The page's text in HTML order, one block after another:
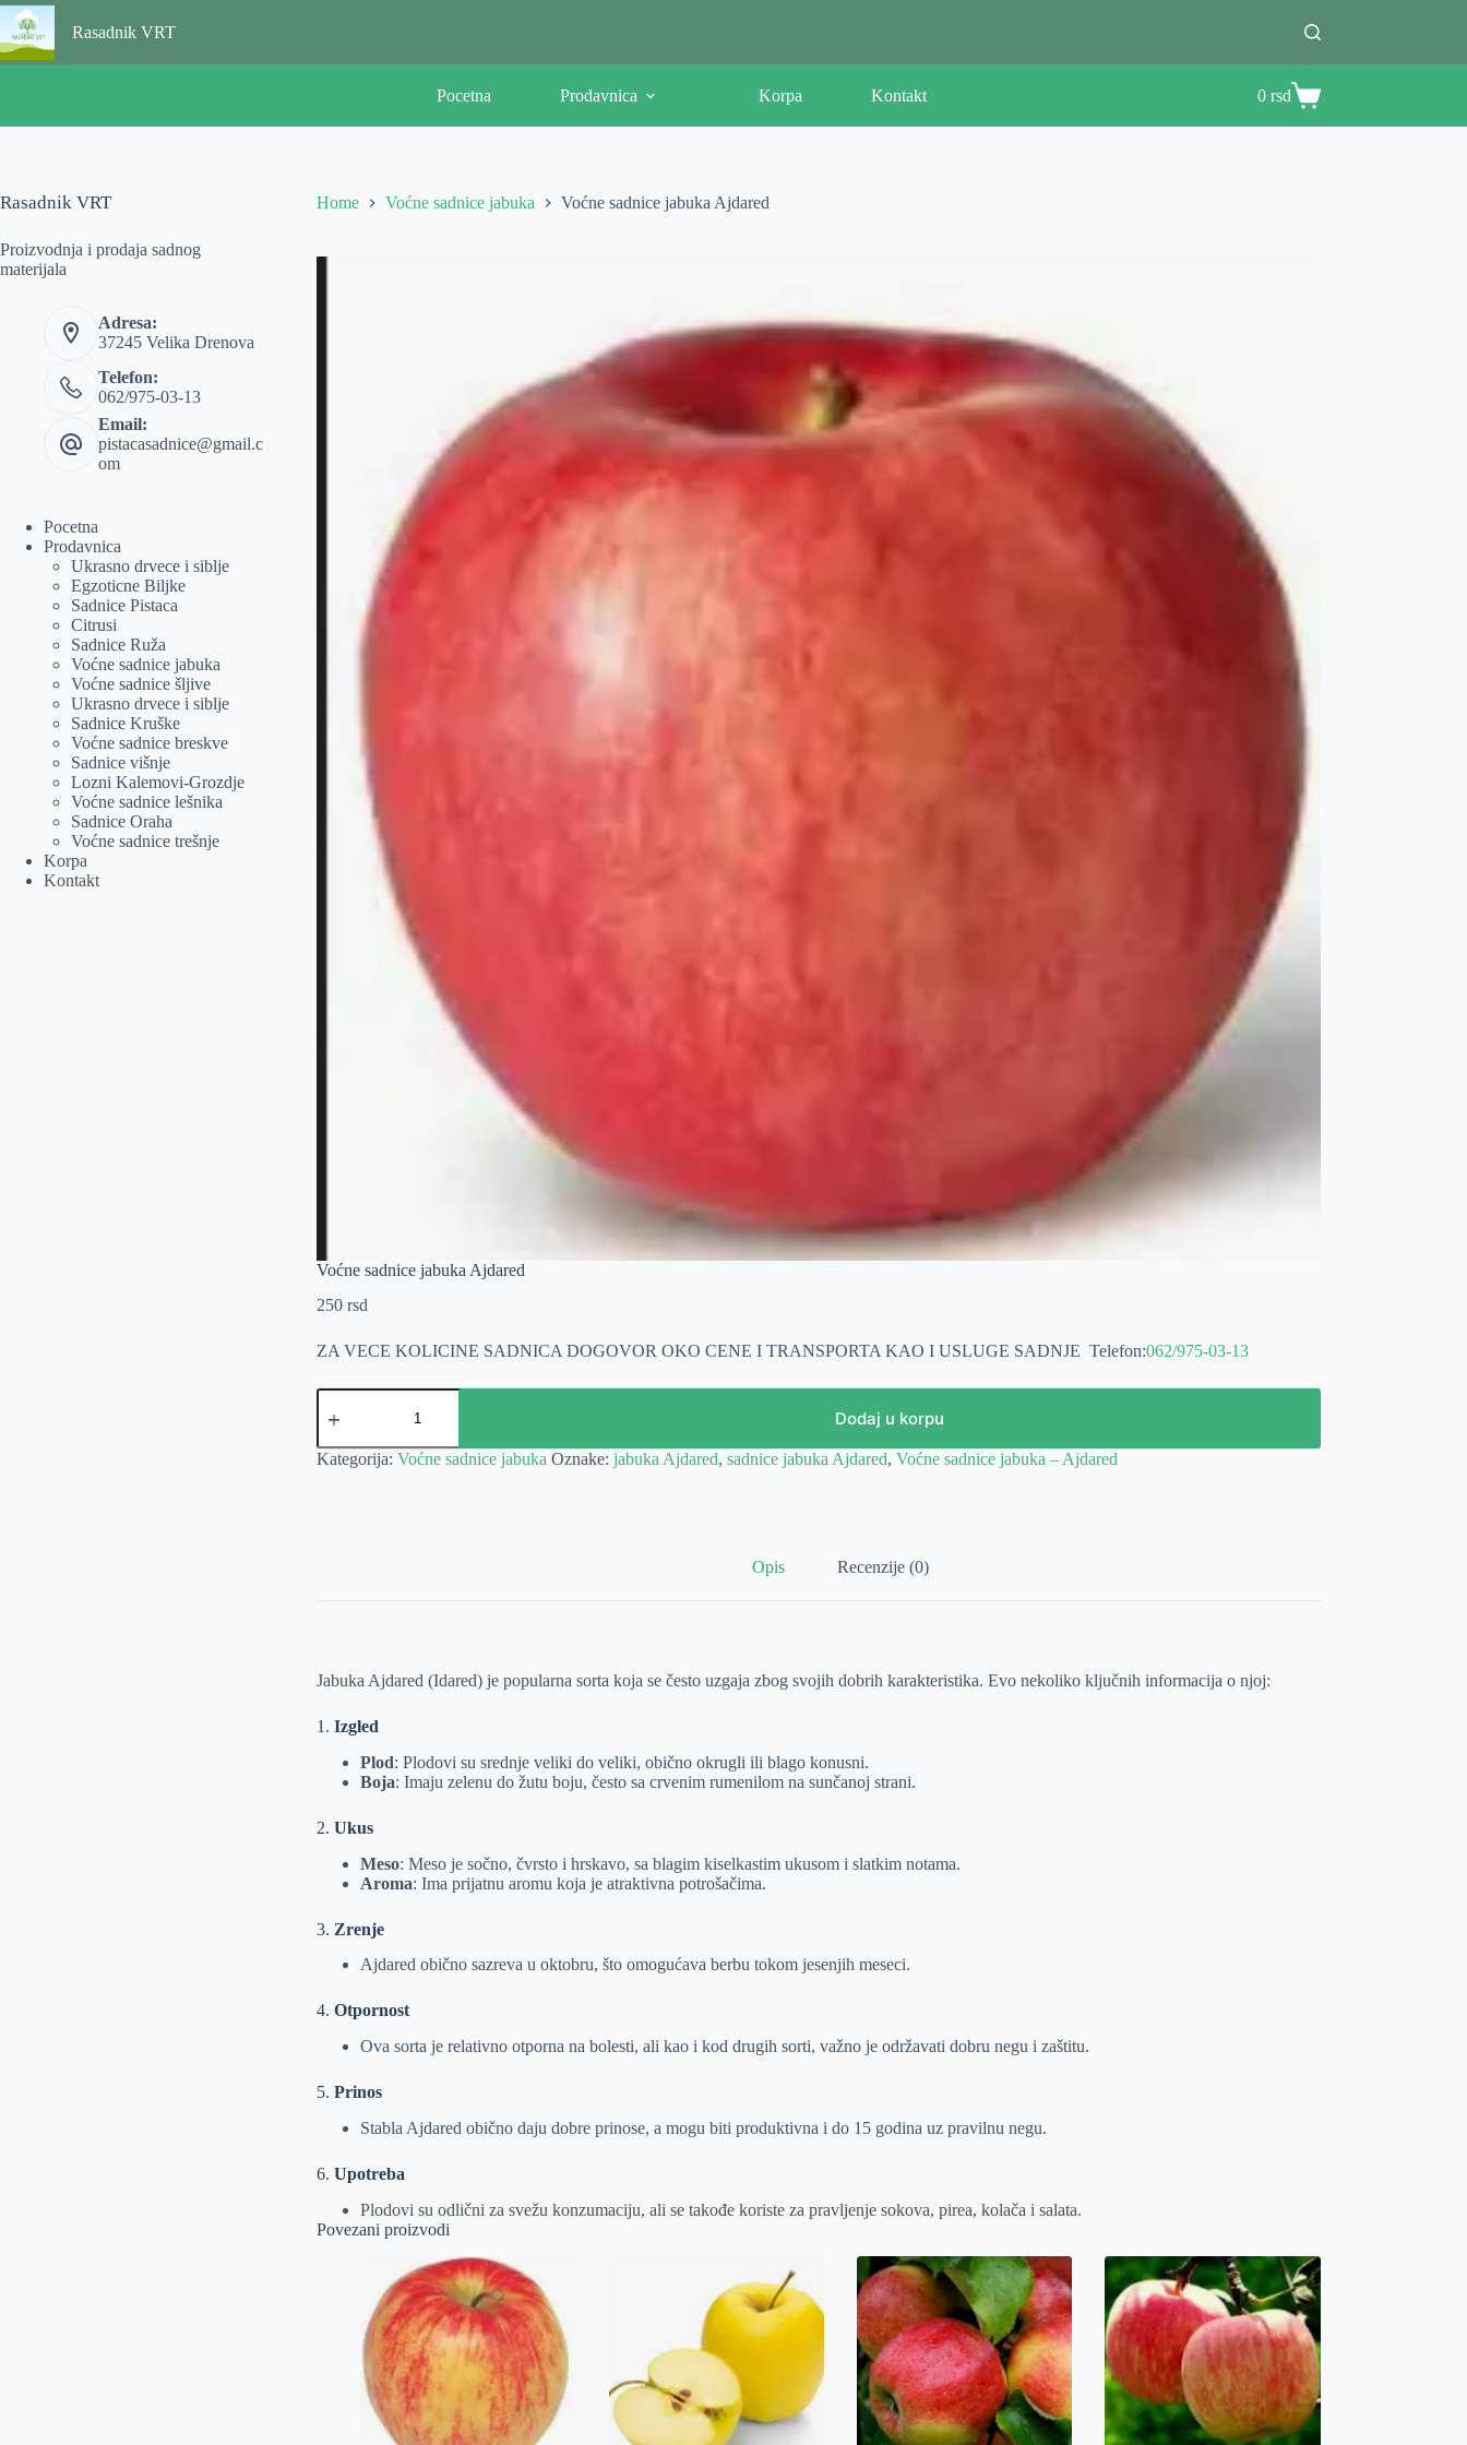
Skip
content
Rasadnik VRT
Pocetna Prodavnica Korpa Kontakt
Shopping
cart
0 rsd
Home Voćne sadnice jabuka Voćne sadnice jabuka Ajdared
Voćne sadnice jabuka Ajdared
250rsd
ZA VECE KOLICINE SADNICA DOGOVOR OKO CENE I TRANSPORTA KAO I USLUGE SADNJETelefon:062/975-03-13
Voćne
sadnice
Ajdared
količina
Dodaj u korpu
Kategorija:Voćne sadnice jabuka Oznake:jabuka Ajdared,sadnice jabuka Ajdared,Voćne sadnice jabuka – Ajdared
Opis Recenzije (0)
Jabuka Ajdared (Idared) je popularna sorta koja se često uzgaja zbog svojih dobrih karakteristika. Evo nekoliko ključnih informacija o njoj:
1.Izgled
Plod: Plodovi su srednje veliki do veliki, obično okrugli ili blago konusni.
Boja: Imaju zelenu do žutu boju, često sa crvenim rumenilom na sunčanoj strani.
2.Ukus
Meso: Meso je sočno, čvrsto i hrskavo, sa blagim kiselkastim ukusom i slatkim notama.
Aroma: Ima prijatnu aromu koja je atraktivna potrošačima.
3. Zrenje
Ajdared obično sazreva u oktobru, što omogućava berbu tokom jesenjih meseci.
4.Otpornost
Ova sorta je relativno otporna na bolesti, ali kao i kod drugih sorti, važno je održavati dobru negu i zaštitu.
5.Prinos
Stabla Ajdared obično daju dobre prinose, a mogu biti produktivna i do 15 godina uz pravilnu negu.
6.Upotreba
Plodovi su odlični za svežu konzumaciju, ali se takođe koriste za pravljenje sokova, pirea, kolača i salata.
Povezani proizvodi
Rasadnik VRT
Proizvodnja i prodaja sadnog
materijala
Adresa:
37245 Velika Drenova
Telefon:
062/975-03-13
Email:
pistacasadnice@gmail.c
om
Pocetna
Prodavnica
Ukrasno drvece i siblje
Egzoticne Biljke
Sadnice Pistaca
Citrusi
Sadnice Ruža
Voćne sadnice jabuka
Voćne sadnice šljive
Ukrasno drvece i siblje
Sadnice Kruške
Voćne sadnice breskve
Sadnice višnje
Lozni Kalemovi-Grozdje
Voćne sadnice lešnika
Sadnice Oraha
Voćne sadnice trešnje
Korpa
Kontakt